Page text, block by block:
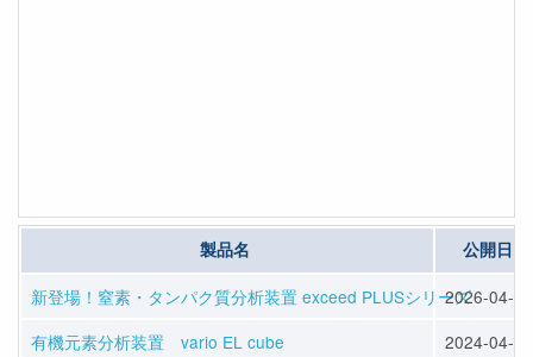
製品名 公開日
新登場！窒素・タンパク質分析装置 exceed PLUSシリーズ2026-04-13
有機元素分析装置 vario EL cube
2024-04-12